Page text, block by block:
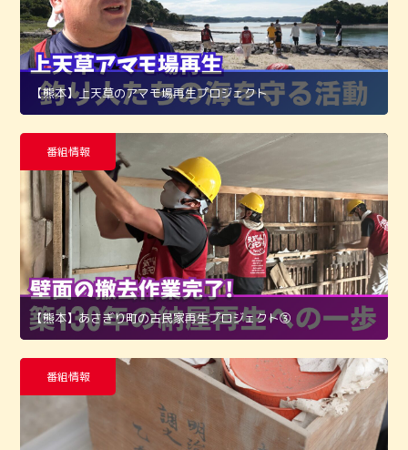
【熊本】上天草のアマモ場再生プロジェクト
番組情報
【熊本】あさぎり町の古民家再生プロジェクト➂
番組情報